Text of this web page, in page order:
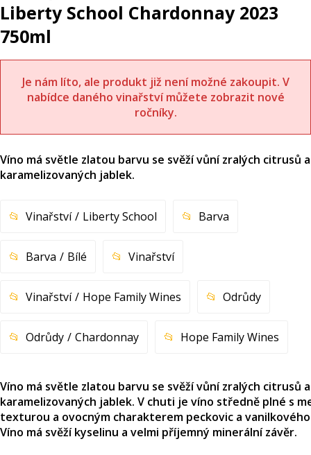
Liberty School Chardonnay 2023
750ml
Je nám líto, ale produkt již není možné zakoupit. V
nabídce daného vinařství můžete zobrazit nové
ročníky.
Víno má světle zlatou barvu se svěží vůní zralých citrusů a
karamelizovaných jablek.
Vinařství Liberty School Barva
Barva Bílé Vinařství
Vinařství Hope Family Wines Odrůdy
Odrůdy Chardonnay Hope Family Wines
Víno má světle zlatou barvu se svěží vůní zralých citrusů a
karamelizovaných jablek. V chuti je víno středně plné s
texturou a ovocným charakterem peckovic a
Víno má svěží kyselinu a velmi příjemný minerální závěr.